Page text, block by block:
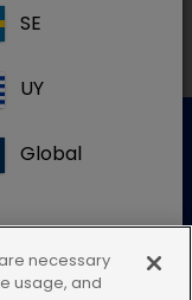
voor meer
SE
UY
Global
necessary
usage, and